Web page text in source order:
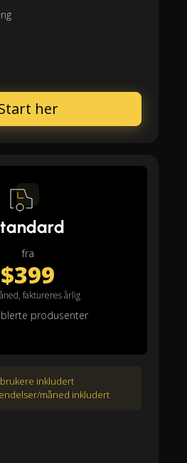
her
fra
$399
faktureres årlig
produsenter
inkludert
måned inkludert